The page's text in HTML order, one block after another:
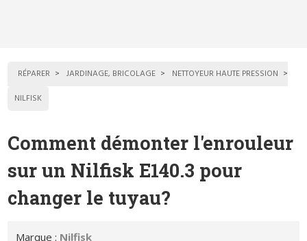
RÉPARER JARDINAGE, BRICOLAGE
NETTOYEUR HAUTE PRESSION
NILFISK
Comment démonter l'enrouleur
sur un Nilfisk E140.3 pour
changer le tuyau?
Marque : Nilfisk